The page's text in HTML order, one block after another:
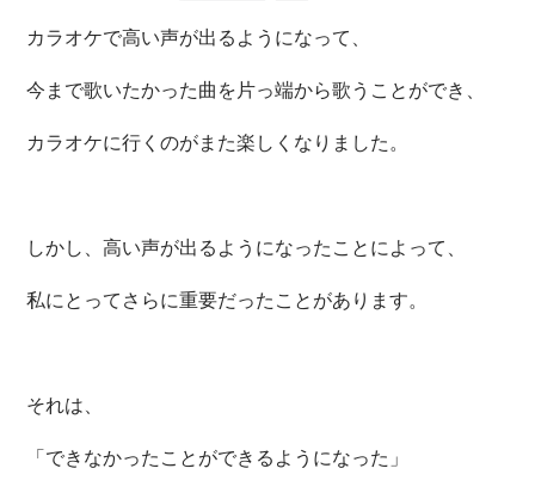
カラオケで高い声が出るようになって、
今まで歌いたかった曲を片っ端から歌うことができ、
カラオケに行くのがまた楽しくなりました。
しかし、高い声が出るようになったことによって、
私にとってさらに重要だったことがあります。
それは、
「できなかったことができるようになった」